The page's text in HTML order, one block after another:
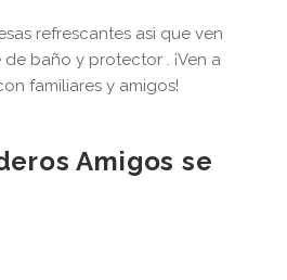
refrescantes asi que ven
baño y protector . ¡Ven a
familiares y amigos!
Amigos se